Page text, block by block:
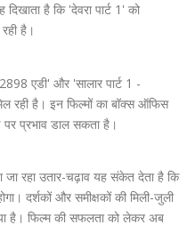
है कि 'देवरा पार्ट 1' को
है।
एडी' और 'सालार पार्ट 1 -
रही है। इन फिल्मों का बॉक्स ऑफिस
पर प्रभाव डाल सकता है।
रहा उतार-चढ़ाव यह संकेत देता है कि
दर्शकों और समीक्षकों की मिली-जुली
है। फिल्म की सफलता को लेकर अब